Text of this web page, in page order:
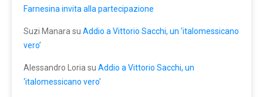
Farnesina invita alla partecipazione
Suzi Manara su Addio a Vittorio Sacchi, un ‘italomessicano
vero’
Alessandro Loria su Addio a Vittorio Sacchi, un
‘italomessicano vero’